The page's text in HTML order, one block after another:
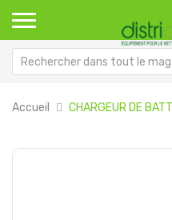
Accueil CHARGEUR DE
Passer